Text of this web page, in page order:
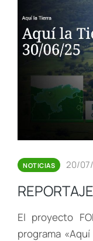
NOTICIAS 20/
El proyecto
programa